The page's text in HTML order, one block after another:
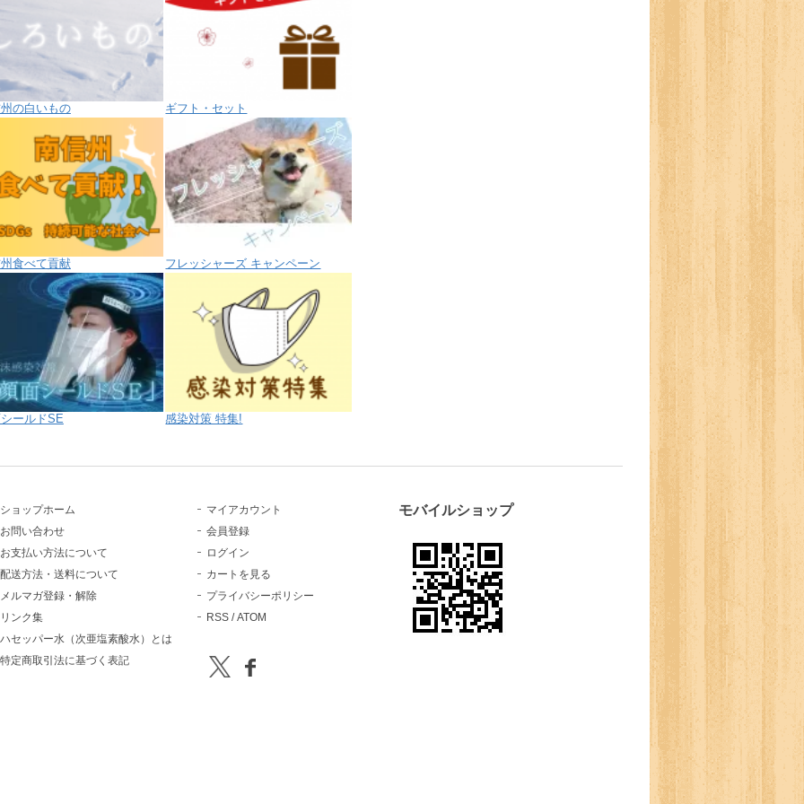
の白いもの ギフト・セット
食べて貢献 フレッシャーズ キャンペーン
ールドSE 感染対策 特集!
ショップホーム
お問い合わせ
お支払い方法について
配送方法・送料について
メルマガ登録・解除
リンク集
ハセッパー水（次亜塩素酸水）とは
特定商取引法に基づく表記
マイアカウント
会員登録
ログイン
カートを見る
プライバシーポリシー
RSS /ATOM
モバイルショップ